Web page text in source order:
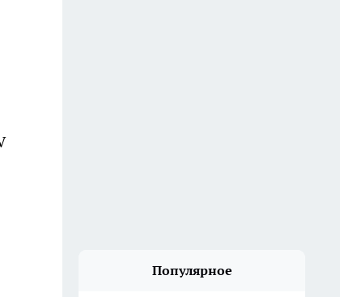
Популярное